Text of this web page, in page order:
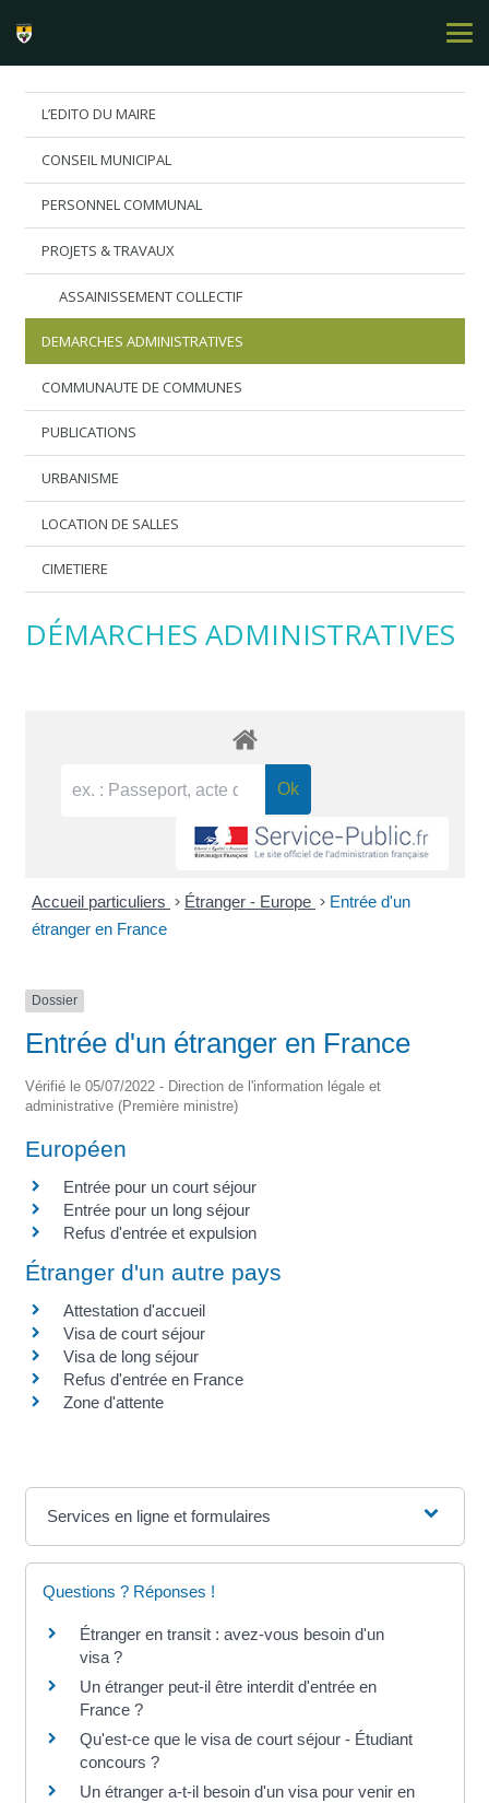
L’EDITO DU MAIRE
CONSEIL MUNICIPAL
PERSONNEL COMMUNAL
PROJETS & TRAVAUX
ASSAINISSEMENT COLLECTIF
DEMARCHES ADMINISTRATIVES
COMMUNAUTE DE COMMUNES
PUBLICATIONS
URBANISME
LOCATION DE SALLES
CIMETIERE
DÉMARCHES ADMINISTRATIVES
Accueil particuliers > Étranger - Europe > Entrée d'un
étranger en France
Dossier
Entrée d'un étranger en France
Vérifié le 05/07/2022 - Direction de l'information légale et
administrative (Première ministre)
Européen
Entrée pour un court séjour
Entrée pour un long séjour
Refus d'entrée et expulsion
Étranger d'un autre pays
Attestation d'accueil
Visa de court séjour
Visa de long séjour
Refus d'entrée en France
Zone d'attente
Services en ligne et formulaires
Questions ? Réponses !
Étranger en transit : avez-vous besoin d'un
visa ?
Un étranger peut-il être interdit d'entrée en
France ?
Qu'est-ce que le visa de court séjour - Étudiant
concours ?
Un étranger a-t-il besoin d'un visa pour venir en